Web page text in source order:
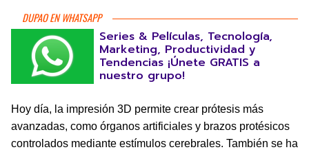
DUPAO EN WHATSAPP
Series & Películas, Tecnología,
Marketing, Productividad y
Tendencias ¡Únete GRATIS a
nuestro grupo!
Hoy día, la impresión 3D permite crear prótesis más
avanzadas, como órganos artificiales y brazos protésicos
controlados mediante estímulos cerebrales. También se ha